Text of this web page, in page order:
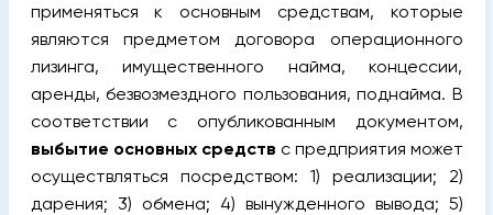
применяться к основным средствам, которые
являются предметом договора операционного
лизинга, имущественного найма, концессии,
аренды, безвозмездного пользования, поднайма. В
соответствии с опубликованным документом,
выбытие основных средств с предприятия может
осуществляться посредством: 1) реализации; 2)
дарения; 3) обмена; 4) вынужденного вывода; 5)